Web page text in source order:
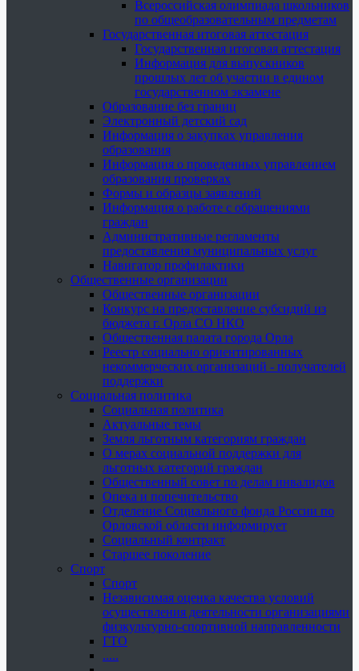
Всероссийская олимпиада школьников
по общеобразовательным предметам
Государственная итоговая аттестация
Государственная итоговая аттестация
Информация для выпускников
прошлых лет об участии в едином
государственном экзамене
Образование без границ
Электронный детский сад
Информация о закупках управления
образования
Информация о проведенных управлением
образования проверках
Формы и образцы заявлений
Информация о работе с обращениями
граждан
Административные регламенты
предоставления муниципальных услуг
Навигатор профилактики
Общественные организации
Общественные организации
Конкурс на предоставление субсидий из
бюджета г. Орла СО НКО
Общественная палата города Орла
Реестр социально ориентированных
некоммерческих организаций - получателей
поддержки
Социальная политика
Социальная политика
Актуальные темы
Земля льготным категориям граждан
О мерах социальной поддержки для
льготных категорий граждан
Общественный совет по делам инвалидов
Опека и попечительство
Отделение Социального фонда России по
Орловской области информирует
Социальный контракт
Старшее поколение
Спорт
Спорт
Независимая оценка качества условий
осуществления деятельности организациями
физкультурно-спортивной направленности
ГТО
.....